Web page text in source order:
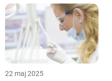
22 maj 2025